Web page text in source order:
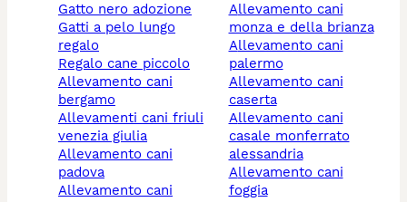
gatto nero adozione
gatti a pelo lungo
regalo
regalo cane piccolo
allevamento cani
bergamo
allevamenti cani friuli
venezia giulia
allevamento cani
padova
allevamento cani
allevamento cani
monza e della brianza
allevamento cani
palermo
allevamento cani
caserta
allevamento cani
casale monferrato
alessandria
allevamento cani
foggia